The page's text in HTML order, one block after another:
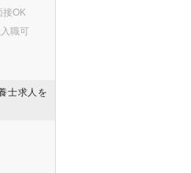
接OK
職可
士求人を